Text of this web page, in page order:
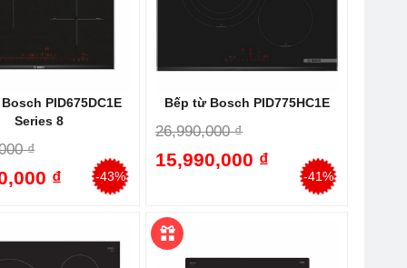
từ 4600W trở lên), giúp làm nóng nhanh và tiết kiệm
PID675DC1E
Series 8
₫
₫ -43%
Bếp từ Bosch PID775HC1E
26,990,000 ₫
15,990,000 ₫
-41%